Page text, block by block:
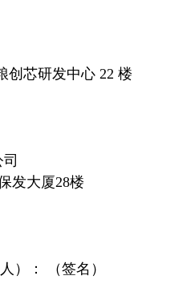
创芯研发中心 22 楼
发大厦28楼
）： （签名）